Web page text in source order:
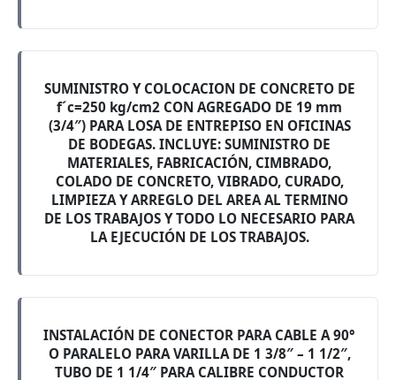
SUMINISTRO Y COLOCACION DE CONCRETO DE
f´c=250 kg/cm2 CON AGREGADO DE 19 mm
(3/4″) PARA LOSA DE ENTREPISO EN OFICINAS
DE BODEGAS. INCLUYE: SUMINISTRO DE
MATERIALES, FABRICACIÓN, CIMBRADO,
COLADO DE CONCRETO, VIBRADO, CURADO,
LIMPIEZA Y ARREGLO DEL AREA AL TERMINO
DE LOS TRABAJOS Y TODO LO NECESARIO PARA
LA EJECUCIÓN DE LOS TRABAJOS.
INSTALACIÓN DE CONECTOR PARA CABLE A 90°
O PARALELO PARA VARILLA DE 1 3/8″ – 1 1/2″,
TUBO DE 1 1/4″ PARA CALIBRE CONDUCTOR